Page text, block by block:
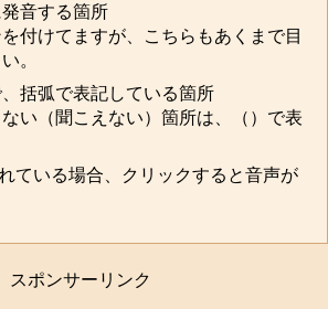
音する箇所
付けてますが、こちらもあくまで目
。
括弧で表記している箇所
い（聞こえない）箇所は、（）で表
ている場合、クリックすると音声が
スポンサーリンク